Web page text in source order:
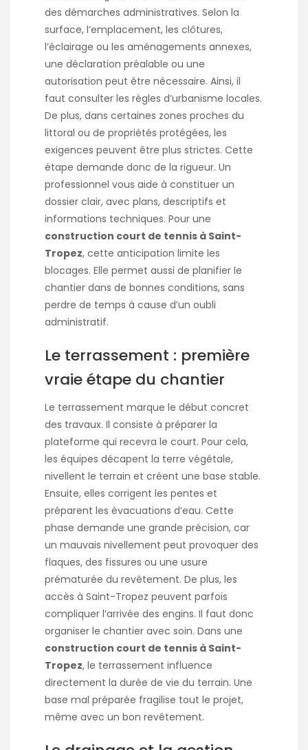
des démarches administratives. Selon la
surface, l’emplacement, les clôtures,
l’éclairage ou les aménagements annexes,
une déclaration préalable ou une
autorisation peut être nécessaire. Ainsi, il
faut consulter les règles d’urbanisme locales.
De plus, dans certaines zones proches du
littoral ou de propriétés protégées, les
exigences peuvent être plus strictes. Cette
étape demande donc de la rigueur. Un
professionnel vous aide à constituer un
dossier clair, avec plans, descriptifs et
informations techniques. Pour une
construction court de tennis à Saint-
Tropez, cette anticipation limite les
blocages. Elle permet aussi de planifier le
chantier dans de bonnes conditions, sans
perdre de temps à cause d’un oubli
administratif.
Le terrassement : première
vraie étape du chantier
Le terrassement marque le début concret
des travaux. Il consiste à préparer la
plateforme qui recevra le court. Pour cela,
les équipes décapent la terre végétale,
nivellent le terrain et créent une base stable.
Ensuite, elles corrigent les pentes et
préparent les évacuations d’eau. Cette
phase demande une grande précision, car
un mauvais nivellement peut provoquer des
flaques, des fissures ou une usure
prématurée du revêtement. De plus, les
accès à Saint-Tropez peuvent parfois
compliquer l’arrivée des engins. Il faut donc
organiser le chantier avec soin. Dans une
construction court de tennis à Saint-
Tropez, le terrassement influence
directement la durée de vie du terrain. Une
base mal préparée fragilise tout le projet,
même avec un bon revêtement.